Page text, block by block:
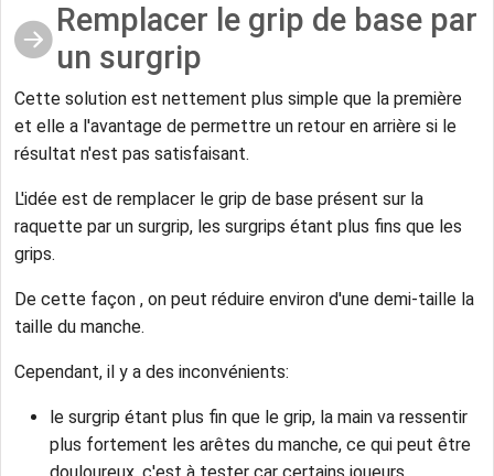
Remplacer le grip de base par
un surgrip
Cette solution est nettement plus simple que la première
et elle a l'avantage de permettre un retour en arrière si le
résultat n'est pas satisfaisant.
L'idée est de remplacer le grip de base présent sur la
raquette par un surgrip, les surgrips étant plus fins que les
grips.
De cette façon , on peut réduire environ d'une demi-taille la
taille du manche.
Cependant, il y a des inconvénients:
le surgrip étant plus fin que le grip, la main va ressentir
plus fortement les arêtes du manche, ce qui peut être